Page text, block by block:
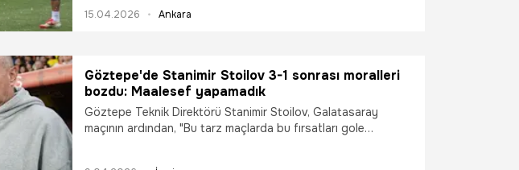
15.04.2026 Ankara
Göztepe'de Stanimir Stoilov 3-1 sonrası moralleri
bozdu: Maalesef yapamadık
Göztepe Teknik Direktörü Stanimir Stoilov, Galatasaray
maçının ardından, "Bu tarz maçlarda bu fırsatları gole